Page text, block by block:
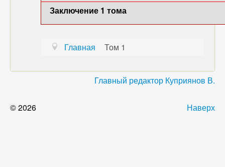
Заключение 1 тома
Главная Том 1
Главный редактор Куприянов В.
Наверх
© 2026